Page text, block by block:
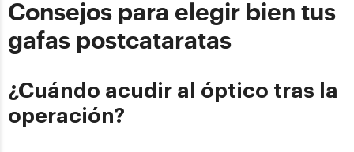
Consejos para elegir bien tus
gafas postcataratas
¿Cuándo acudir al óptico tras la
operación?